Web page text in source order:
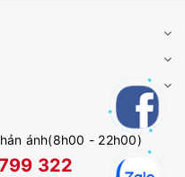
ánh(8h00 - 22h00)
322